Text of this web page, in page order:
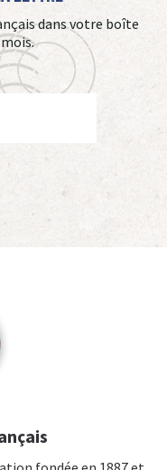
dans votre boîte